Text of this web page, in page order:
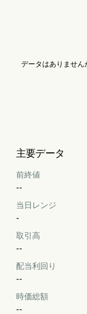
データはありません
主要データ
前終値
--
当日レンジ
-
取引高
--
配当利回り
--
時価総額
--